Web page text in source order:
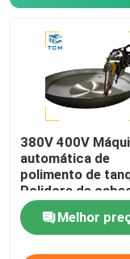
380V 400V
automática de
polimento de
Polidora de
aço inoxidável
de tanques
conchas
Melhor